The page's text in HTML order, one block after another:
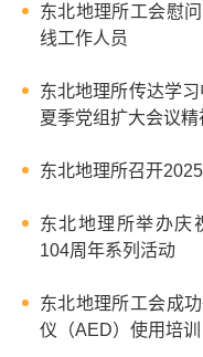
东北地理所工会慰
线工作人员
东北地理所传达学
夏季党组扩大会议精
东北地理所召开
东北地理所举办庆
104周年系列活动
东北地理所工会成
仪（AED）使用培训